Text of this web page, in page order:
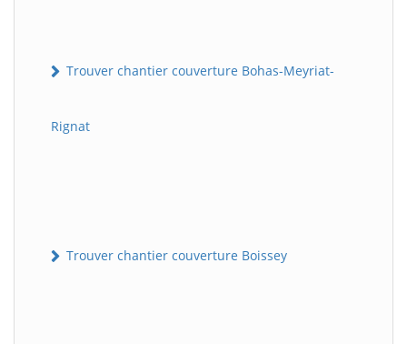
Trouver chantier couverture Bohas-Meyriat-
Rignat
Trouver chantier couverture Boissey